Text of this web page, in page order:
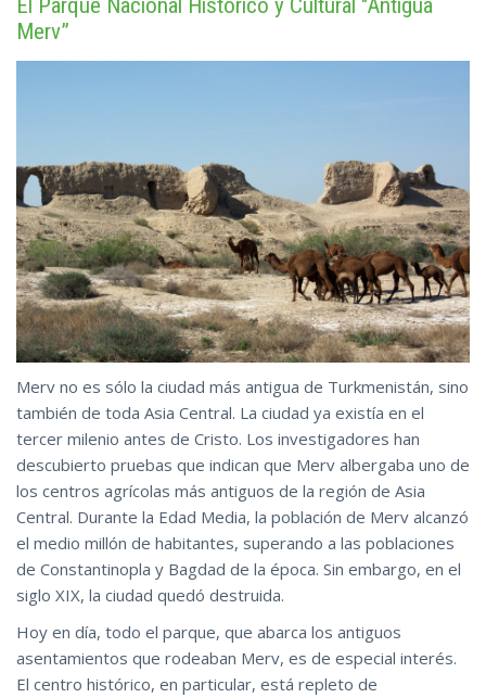
Merv”
Merv no es sólo la ciudad más antigua de Turkmenistán, sino
también de toda Asia Central. La ciudad ya existía en el
tercer milenio antes de Cristo. Los investigadores han
descubierto pruebas que indican que Merv albergaba uno de
los centros agrícolas más antiguos de la región de Asia
Central. Durante la Edad Media, la población de Merv alcanzó
el medio millón de habitantes, superando a las poblaciones
de Constantinopla y Bagdad de la época. Sin embargo, en el
siglo XIX, la ciudad quedó destruida.
Hoy en día, todo el parque, que abarca los antiguos
asentamientos que rodeaban Merv, es de especial interés.
El centro histórico, en particular, está repleto de